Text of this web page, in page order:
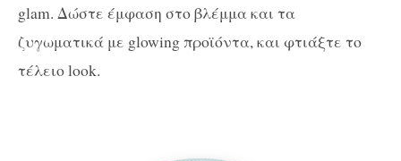
glam. Δώστε έμφαση στο βλέμμα και τα
ζυγωματικά με glowing προϊόντα, και φτιάξτε το
τέλειο look.